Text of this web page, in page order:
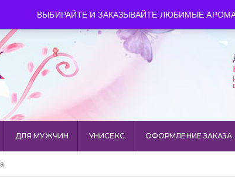
ВЫБИРАЙТЕ И ЗАКАЗЫВАЙТЕ ЛЮБИМЫЕ
+7 903 544 11 18 г. Москва Время работы: пн-сб 10:00-
ДЛЯ МУЖЧИН УНИСЕКС ОФОРМЛЕНИЕ ЗАКАЗА